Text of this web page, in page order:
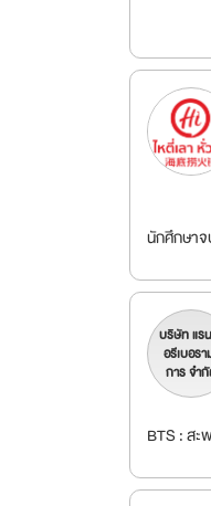
นักศึกษา
บริษัท แร
อรีเบอรา
การ จำ
BTS : ส